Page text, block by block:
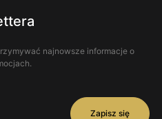
najnowsze informacje o
Zapisz się